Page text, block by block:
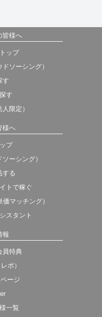
皆様へ
ップ
ソーシング）
す
す
限定）
様へ
プ
ーシング）
する
トで稼ぐ
マッチング）
スタント
報
員特典
ポ）
ージ
一覧